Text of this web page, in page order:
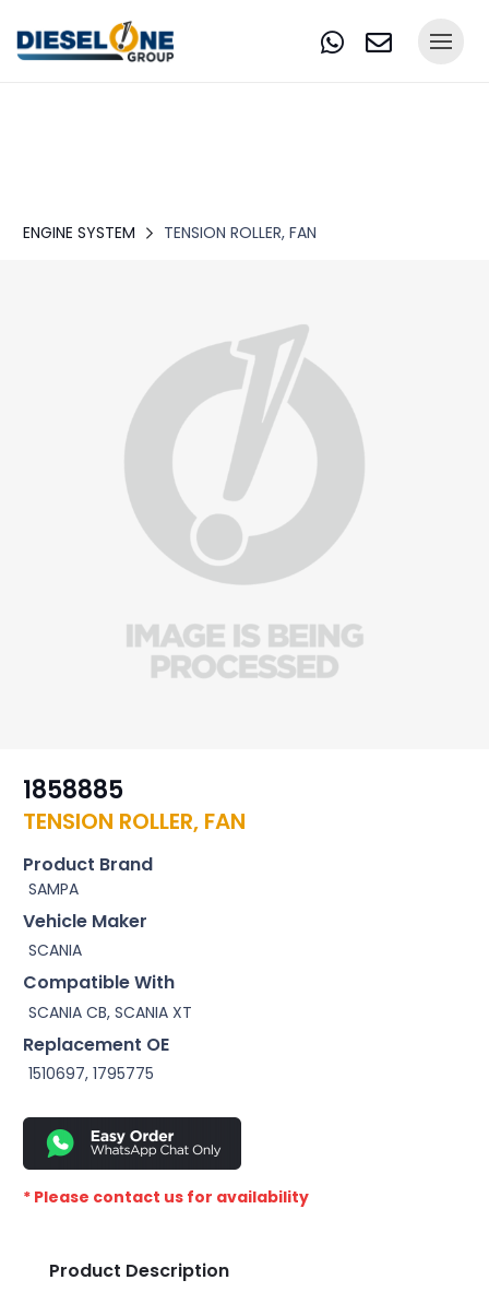
ENGINE SYSTEM TENSION ROLLER, FAN
1858885
TENSION ROLLER, FAN
Product Brand
SAMPA
Vehicle Maker
SCANIA
Compatible With
SCANIA CB, SCANIA XT
Replacement OE
1510697, 1795775
* Please contact us for availability
Product Description